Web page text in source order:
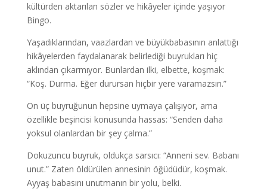
kültürden aktarılan sözler ve hikâyeler içinde yaşıyor
Bingo.
Yaşadıklarından, vaazlardan ve büyükbabasının anlattığı
hikâyelerden faydalanarak belirlediği buyrukları hiç
aklından çıkarmıyor. Bunlardan ilki, elbette, koşmak:
“Koş. Durma. Eğer durursan hiçbir yere varamazsın.”
On üç buyruğunun hepsine uymaya çalışıyor, ama
özellikle beşincisi konusunda hassas: “Senden daha
yoksul olanlardan bir şey çalma.”
Dokuzuncu buyruk, oldukça sarsıcı: “Anneni sev. Babanı
unut.” Zaten öldürülen annesinin öğüdüdür, koşmak.
Ayyaş babasını unutmanın bir yolu, belki.